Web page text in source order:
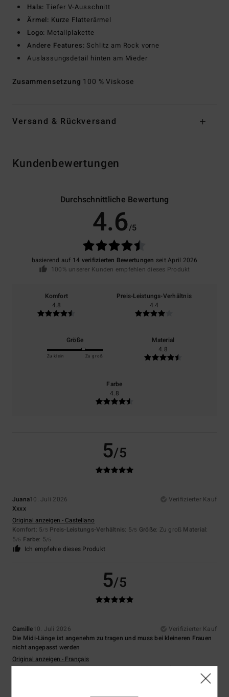
Hals: Tiefer V-Ausschnitt
Ärmel: Kurze Flatterärmel
Logo: Metallplakette
Andere Features: Schlitz am Rock vorne
Auslassungsdetail hinten am Mieder
Zusammensetzung 100 % Viskose
Versand & Rückversand
Kundenbewertungen
Durchschnittliche Bewertung
4.6/5
basierend auf 14 verifizierten Bewertungen seit April 2026
100% unserer Kunden empfehlen dieses Produkt
Komfort
4.8
Preis-Leistungs-Verhältnis
4.4
Größe
Zu klein Zu groß
Material
4.8
Farbe
4.8
5/5
Juana10. Juli 2026
Verifizierter Kauf
Xxxx
Original anzeigen - Castellano
Komfort: 5/5 Preis-Leistungs-Verhältnis: 5/5 Größe: Zu groß Material:
5/5 Farbe: 5/5
Ich empfehle dieses Produkt
5/5
Camille10. Juli 2026
Verifizierter Kauf
Die Midi-Länge ist angenehm zu tragen und muss bei kleineren Frauen
nicht angepasst werden
Original anzeigen - Français
Komfort: 5 Preis-Leistungs-Verhältnis: 4 Größe: Perfekte Größe